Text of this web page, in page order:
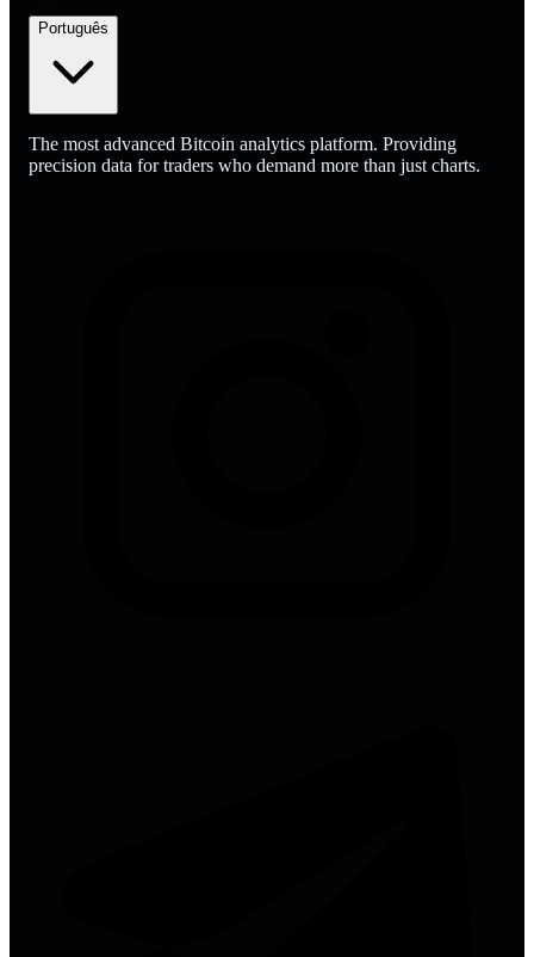
Português
The most advanced Bitcoin analytics platform. Providing
precision data for traders who demand more than just charts.